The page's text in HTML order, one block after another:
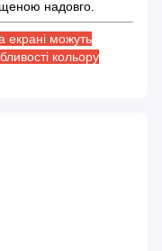
надовго.
екрані можуть
кольору